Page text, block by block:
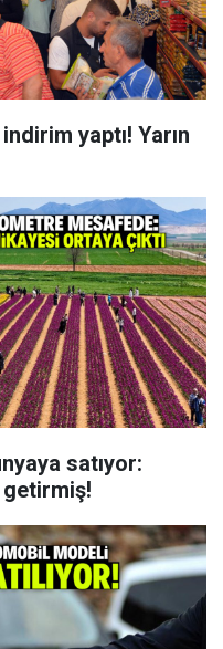
yaptı! Yarın
satıyor:
getirmiş!